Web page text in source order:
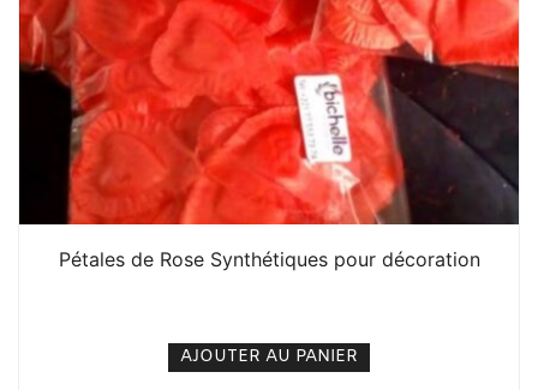
Pétales de Rose Synthétiques pour décoration
AJOUTER AU PANIER